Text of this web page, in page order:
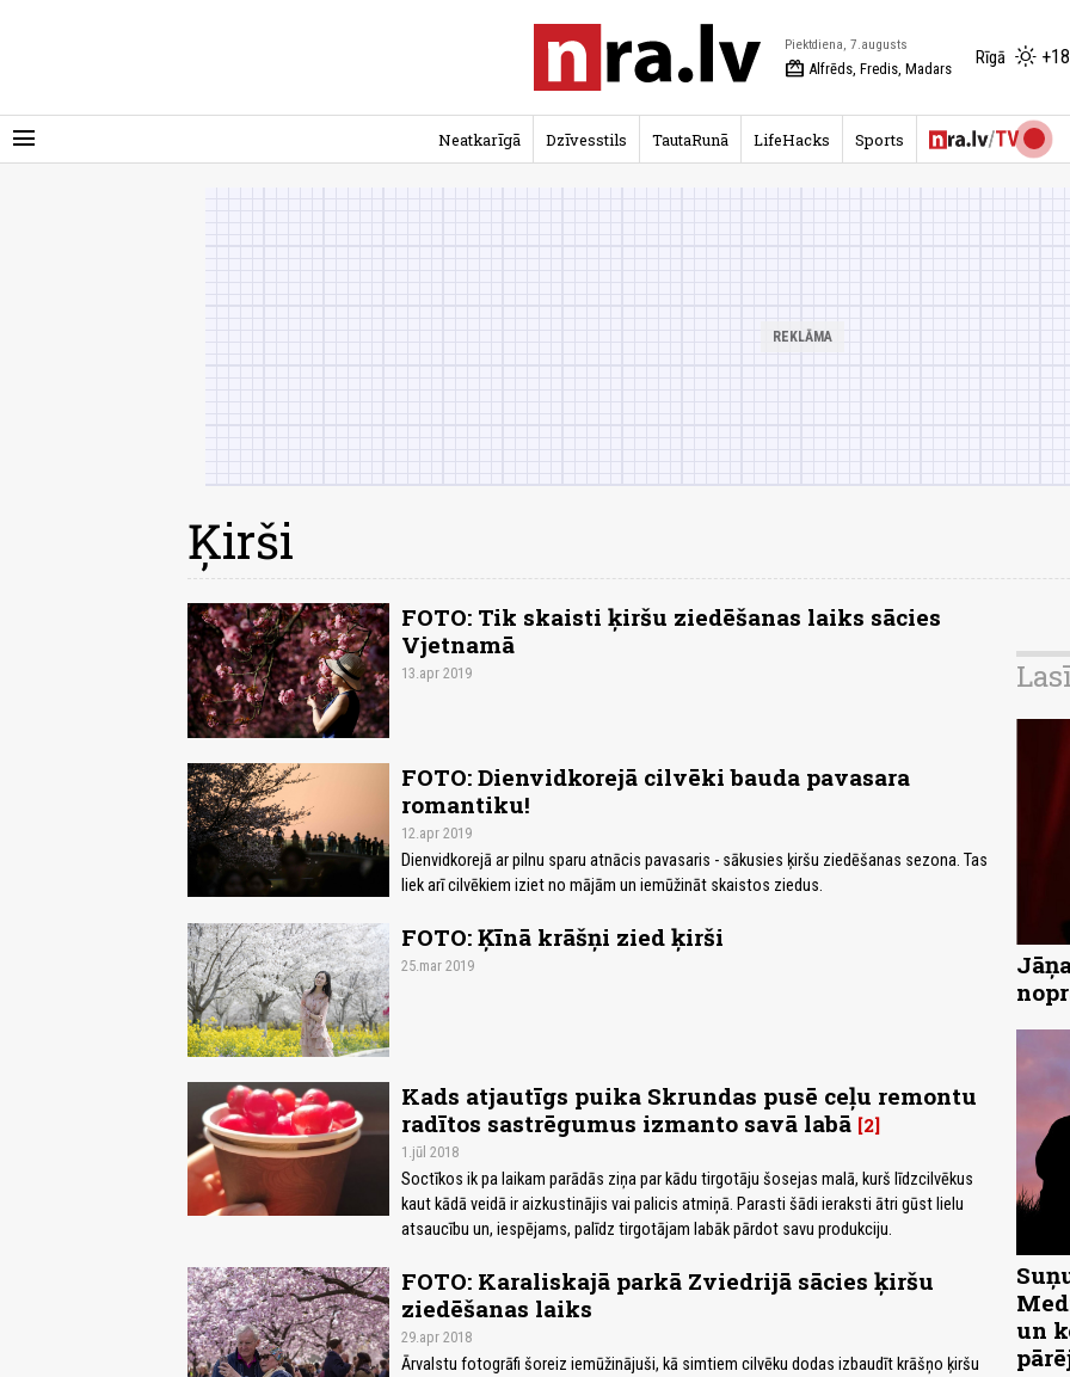
menu
Piektdiena, 7.augusts
redeem Alfrēds, Fredis, Madars
Rīgā
Neatkarīgā Dzīvesstils TautaRunā LifeHacks Sports
Ķirši
FOTO: Tik skaisti ķiršu ziedēšanas laiks sācies
Vjetnamā
13.apr 2019
FOTO: Dienvidkorejā cilvēki bauda pavasara
romantiku!
12.apr 2019
Dienvidkorejā ar pilnu sparu atnācis pavasaris - sākusies ķiršu ziedēšanas sezona. Tas
liek arī cilvēkiem iziet no mājām un iemūžināt skaistos ziedus.
FOTO: Ķīnā krāšņi zied ķirši
25.mar 2019
Kads atjautīgs puika Skrundas pusē ceļu remontu
radītos sastrēgumus izmanto savā labā 2
1.jūl 2018
Soctīkos ik pa laikam parādās ziņa par kādu tirgotāju šosejas malā, kurš līdzcilvēkus
kaut kādā veidā ir aizkustinājis vai palicis atmiņā. Parasti šādi ieraksti ātri gūst lielu
atsaucību un, iespējams, palīdz tirgotājam labāk pārdot savu produkciju.
FOTO: Karaliskajā parkā Zviedrijā sācies ķiršu
ziedēšanas laiks
29.apr 2018
Ārvalstu fotogrāfi šoreiz iemūžinājuši, kā simtiem cilvēku dodas izbaudīt krāšņo ķiršu
un